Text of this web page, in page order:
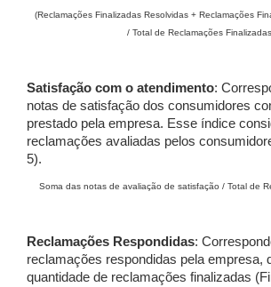
(Reclamações Finalizadas Resolvidas + Reclamações
/ Total de Reclamações Finalizadas
Satisfação com o atendimento:
notas de satisfação dos consumidores
prestado pela empresa. Esse índice
reclamações avaliadas pelos
5).
Soma das notas de avaliação de satisfação / Total de
Reclamações Respondidas:
reclamações respondidas pela empresa,
quantidade de reclamações finalizadas